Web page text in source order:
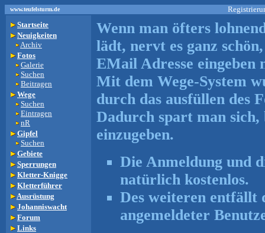
www.teufelsturm.de
Startseite
Neuigkeiten
Archiv
Fotos
Galerie
Suchen
Beitragen
Wege
Suchen
Eintragen
nR
Gipfel
Suchen
Gebiete
Sperrungen
Kletter-Knigge
Kletterführer
Ausrüstung
Johanniswacht
Forum
Links
Wenn man öfters
lädt, nervt es ganz
EMail Adresse eingeben
Mit dem Wege-System
durch das ausfüllen des
Dadurch spart man
einzugeben.
Die Anmeldung und
natürlich kostenlos.
Des weiteren entfällt
angemeldeter